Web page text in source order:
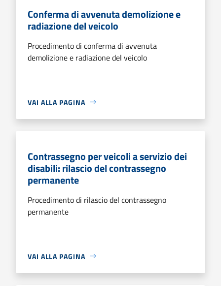
Conferma di avvenuta demolizione e
radiazione del veicolo
Procedimento di conferma di avvenuta
demolizione e radiazione del veicolo
VAI ALLA PAGINA
Contrassegno per veicoli a servizio dei
disabili: rilascio del contrassegno
permanente
Procedimento di rilascio del contrassegno
permanente
VAI ALLA PAGINA